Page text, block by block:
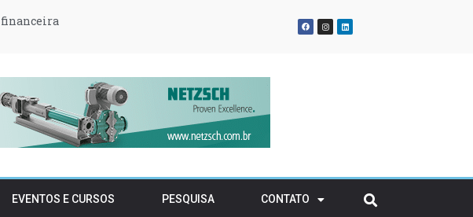
financeirada Repsol e Doña Urraca Energy
têxteis na UE
produtores de energia renovável para
construção e atividades em solo
após o período transitório
EVENTOS E CURSOS PESQUISA CONTATO